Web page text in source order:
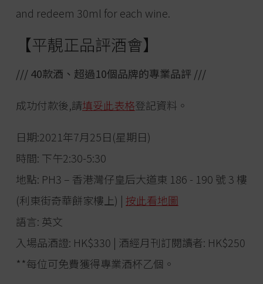
and redeem 30ml for each wine.
【平靚正品評酒會】
/// 40款酒、超過10個品牌的專業品評 ///
成功付款後,請填妥此表格登記資料。
日期:2021年7月25日(星期日)
時間: 下午2:30-5:30
地點: PH3 – 香港灣仔皇后大道東 186 - 190 號 3 樓
(利東街奇華餅家樓上) | 按此看地圖
語言: 英文
入場品酒證: HK$330 | 酒經月刊訂閱讀者: HK$250
**每位可免費獲得專業酒杯乙個。